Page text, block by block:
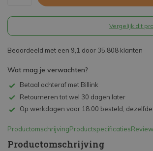
Vergelijk dit
Beoordeeld met een 9,1 door 35.808 klanten
Wat mag je verwachten?
Betaal achteraf met Billink
Retourneren tot wel 30 dagen later
Op werkdagen voor 18:00 besteld,
ProductomschrijvingProductspecificaties
Productomschrijving